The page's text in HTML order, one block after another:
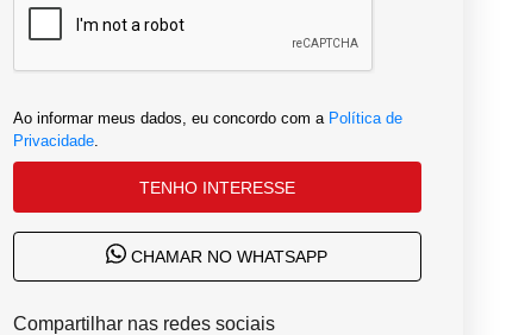
Ao informar meus dados, eu concordo com a Política de
Privacidade.
TENHO INTERESSE
CHAMAR NO WHATSAPP
Compartilhar nas redes sociais